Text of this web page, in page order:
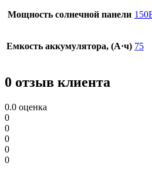
Мощность солнечной панели
Емкость аккумулятора, (А·ч) 75
0 отзыв клиента
0.0 оценка
0
0
0
0
0